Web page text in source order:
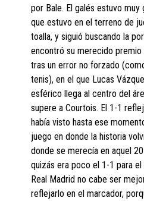
por Bale. El galés estuvo
que estuvo en el terreno de
toalla, y siguió buscando la
encontró su merecido premio
tras un error no forzado
tenis), en el que Lucas
esférico llega al centro del
supere a Courtois. El 1-1
había visto hasta ese
juego en donde la historia
donde se merecía en aquel
quizás era poco el 1-1 para
Real Madrid no cabe ser
reflejarlo en el marcador,